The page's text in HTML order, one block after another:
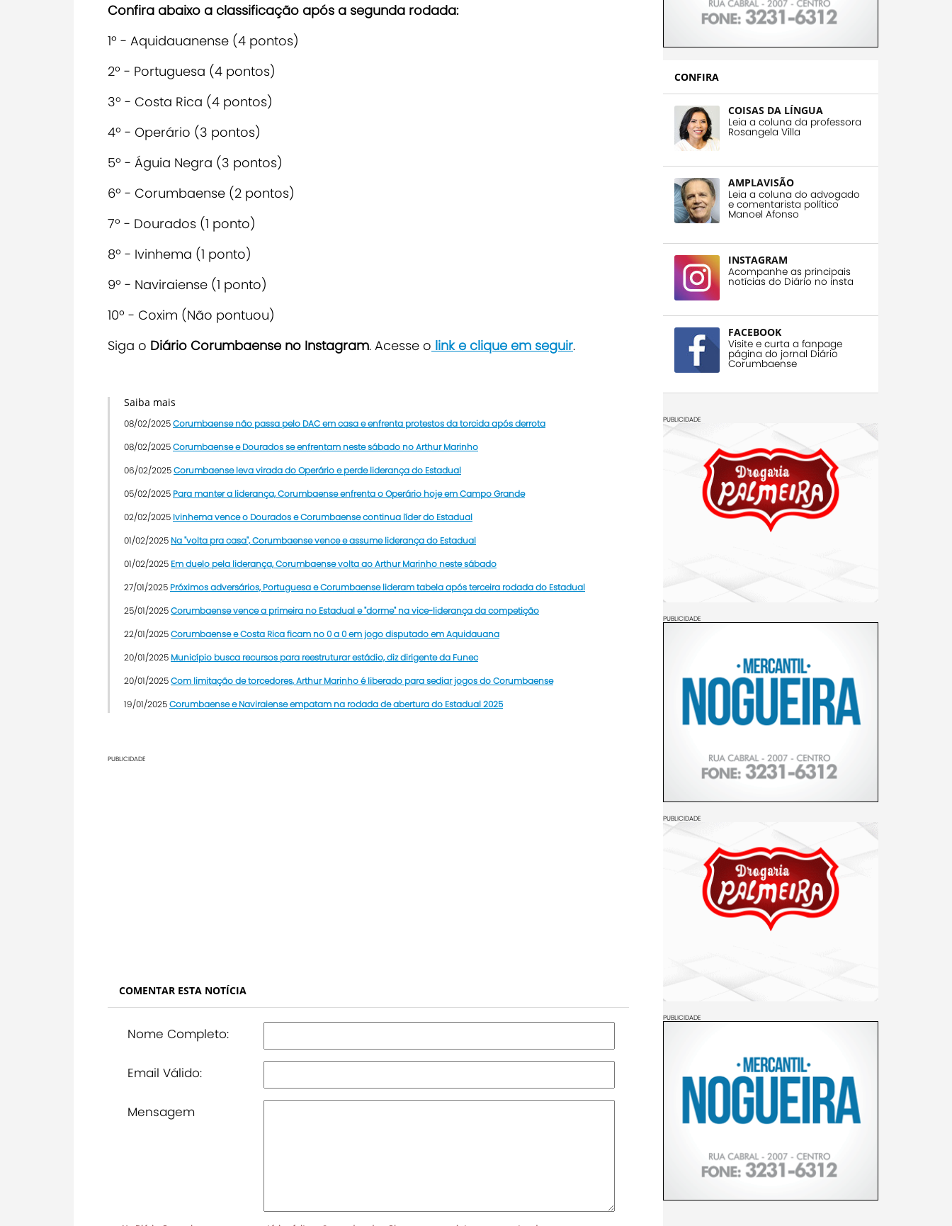
Confira abaixo a classificação após a segunda rodada:
1º - Aquidauanense (4 pontos)
2º - Portuguesa (4 pontos)
3º - Costa Rica (4 pontos)
4º - Operário (3 pontos)
5º - Águia Negra (3 pontos)
6º - Corumbaense (2 pontos)
7º - Dourados (1 ponto)
8º - Ivinhema (1 ponto)
9º - Naviraiense (1 ponto)
10º - Coxim (Não pontuou)
Siga o Diário Corumbaense no Instagram. Acesse o link e clique em seguir.
Saiba mais
08/02/2025Corumbaense não passa pelo DAC em casa e enfrenta protestos da torcida após derrota
08/02/2025Corumbaense e Dourados se enfrentam neste sábado no Arthur Marinho
06/02/2025Corumbaense leva virada do Operário e perde liderança do Estadual
05/02/2025 Para manter a liderança, Corumbaense enfrenta o Operário hoje em Campo Grande
02/02/2025 Ivinhema vence o Dourados e Corumbaense continua líder do Estadual
01/02/2025 Na "volta pra casa", Corumbaense vence e assume liderança do Estadual
01/02/2025 Em duelo pela liderança, Corumbaense volta ao Arthur Marinho neste sábado
27/01/2025 Próximos adversários, Portuguesa e Corumbaense lideram tabela após terceira rodada do Estadual
25/01/2025Corumbaense vence a primeira no Estadual e "dorme" na vice-liderança da competição
22/01/2025Corumbaense e Costa Rica ficam no 0 a 0 em jogo disputado em Aquidauana
20/01/2025 Município busca recursos para reestruturar estádio, diz dirigente da Funec
20/01/2025Com limitação de torcedores, Arthur Marinho é liberado para sediar jogos do Corumbaense
19/01/2025Corumbaense e Naviraiense empatam na rodada de abertura do Estadual 2025
PUBLICIDADE
COMENTAR ESTA NOTÍCIA
Nome Completo:
Email Válido:
Mensagem
CONFIRA
COISAS DA LÍNGUA
Leia a coluna da professora
Rosangela Villa
AMPLAVISÃO
Leia a coluna do advogado
e comentarista político
Manoel Afonso
INSTAGRAM
Acompanhe as principais
notícias do Diário no insta
FACEBOOK
Visite e curta a fanpage
página do jornal Diário
Corumbaense
PUBLICIDADE
PUBLICIDADE
PUBLICIDADE
PUBLICIDADE